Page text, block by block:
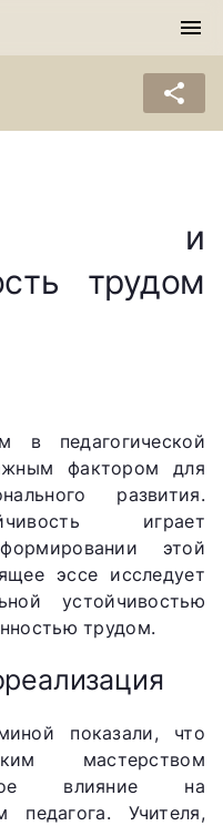
menu
share
и
трудом
в педагогической
фактором для
развития.
играет
этой
эссе исследует
устойчивостью
трудом.
показали, что
мастерством
влияние на
педагога. Учителя,